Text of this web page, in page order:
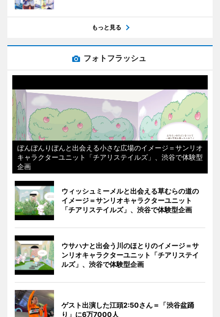
もっと見る
フォトフラッシュ
ぼんぼんりぼんと出会える小さな広場のイメージ＝サンリオ
キャラクターユニット「チアリステイルズ」、渋谷で体験型
企画
ウィッシュミーメルと出会える草むらの道の
イメージ＝サンリオキャラクターユニット
「チアリステイルズ」、渋谷で体験型企画
ウサハナと出会う川のほとりのイメージ＝サ
ンリオキャラクターユニット「チアリステイ
ルズ」、渋谷で体験型企画
ゲスト出演した江頭2:50さん＝「渋谷盆踊
り」に6万7000人